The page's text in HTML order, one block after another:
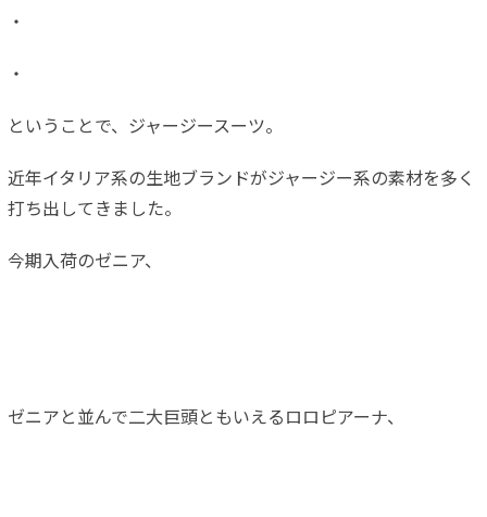
・
・
ということで、ジャージースーツ。
近年イタリア系の生地ブランドがジャージー系の素材を多く
打ち出してきました。
今期入荷のゼニア、
ゼニアと並んで二大巨頭ともいえるロロピアーナ、